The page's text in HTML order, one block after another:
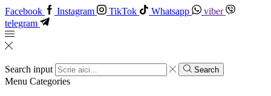
Facebook Instagram TikTok Whatsapp
viber
telegram
Search input Search
Menu Categories